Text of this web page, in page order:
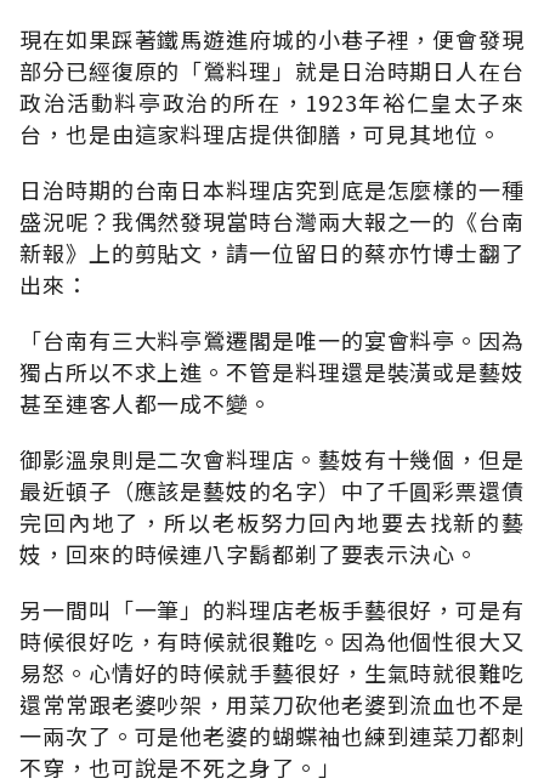
現在如果踩著鐵馬遊進府城的小巷子裡，便會發現
部分已經復原的「鶯料理」就是日治時期日人在台
政治活動料亭政治的所在，1923年裕仁皇太子來
台，也是由這家料理店提供御膳，可見其地位。
日治時期的台南日本料理店究到底是怎麼樣的一種
盛況呢？我偶然發現當時台灣兩大報之一的《台南
新報》上的剪貼文，請一位留日的蔡亦竹博士翻了
出來：
「台南有三大料亭鶯遷閣是唯一的宴會料亭。因為
獨占所以不求上進。不管是料理還是裝潢或是藝妓
甚至連客人都一成不變。
御影溫泉則是二次會料理店。藝妓有十幾個，但是
最近頓子（應該是藝妓的名字）中了千圓彩票還債
完回內地了，所以老板努力回內地要去找新的藝
妓，回來的時候連八字鬍都剃了要表示決心。
另一間叫「一筆」的料理店老板手藝很好，可是有
時候很好吃，有時候就很難吃。因為他個性很大又
易怒。心情好的時候就手藝很好，生氣時就很難吃
還常常跟老婆吵架，用菜刀砍他老婆到流血也不是
一兩次了。可是他老婆的蝴蝶袖也練到連菜刀都刺
不穿，也可說是不死之身了。」